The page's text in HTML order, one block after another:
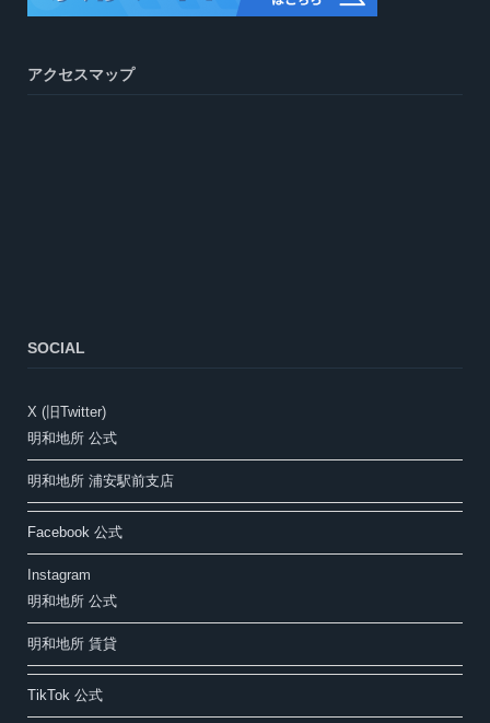
アクセスマップ
SOCIAL
X (旧Twitter)
明和地所 公式
明和地所 浦安駅前支店
Facebook 公式
Instagram
明和地所 公式
明和地所 賃貸
TikTok 公式